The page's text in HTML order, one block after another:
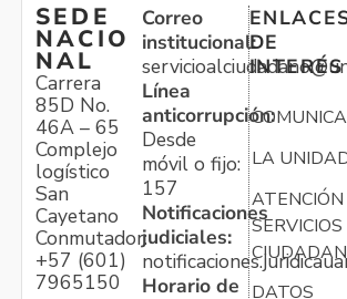
SEDE
NACIO
NAL
Carrera
85D No.
46A – 65
Complejo
logístico
San
Cayetano
Conmutador:
+57 (601)
7965150
Correo
institucional:
Línea
anticorrupción:
Desde
móvil o fijo:
157
Notificaciones
judiciales:
Horario de
DE
INTERÉS
LA
ATENCIÓN
SERVICIOS
DATOS